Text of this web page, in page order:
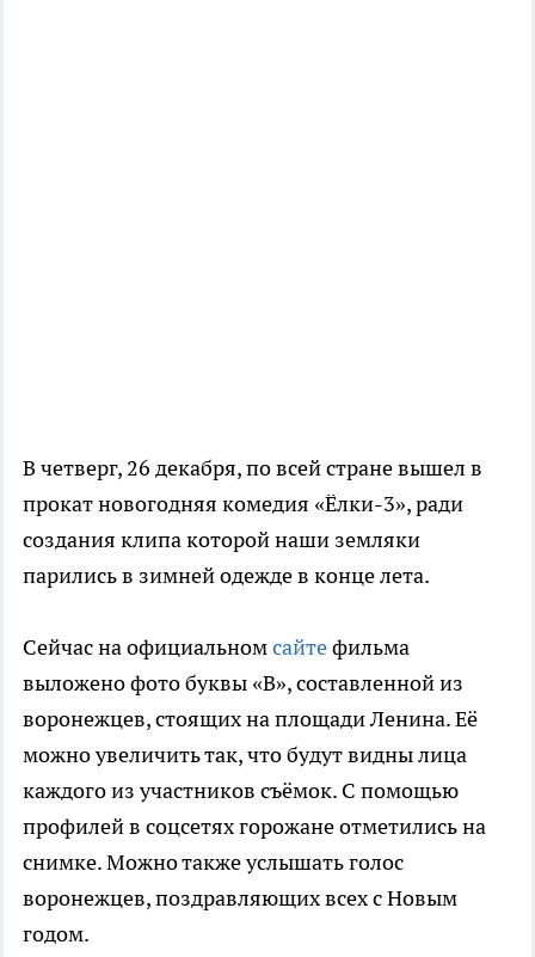
В четверг, 26 декабря, по всей стране вышел в
прокат новогодняя комедия «Ёлки-3», ради
создания клипа которой наши земляки
парились в зимней одежде в конце лета.
Сейчас на официальномсайтефильма
выложено фото буквы «В», составленной из
воронежцев, стоящих на площади Ленина. Её
можно увеличить так, что будут видны лица
каждого из участников съёмок. С помощью
профилей в соцсетях горожане отметились на
снимке. Можно также услышать голос
воронежцев, поздравляющих всех с Новым
годом.